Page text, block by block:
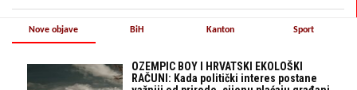
Nove objave
OZEMPIC BOY I HRVATSKI EKOLOŠKI
RAČUNI: Kada politički interes postane
BiH Kanton Sport